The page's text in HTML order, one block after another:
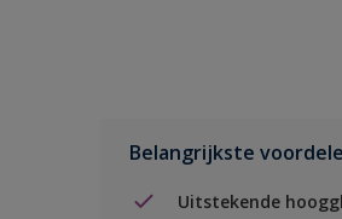
Belangrijkste
Uitstekende